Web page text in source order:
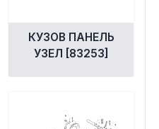
винты)
КУЗОВ ПАНЕЛЬ
УЗЕЛ [83253]